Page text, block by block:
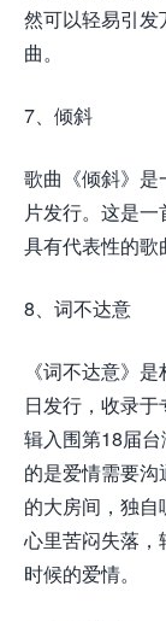
然可以轻易引
曲。
7、倾斜
歌曲《倾斜》
片发行。这是
具有代表性的歌
8、词不达意
《词不达意》
日发行，收录
辑入围第18届台
的是爱情需要
的大房间，独
心里苦闷失落
时候的爱情。